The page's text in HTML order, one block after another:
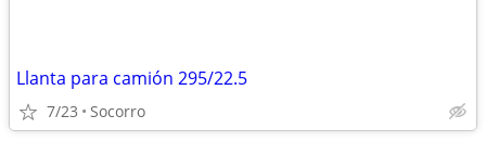
Llanta para camión 295/22.5
7/23 Socorro